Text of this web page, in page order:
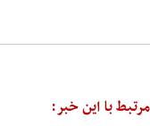
مرتبط با این خبر: